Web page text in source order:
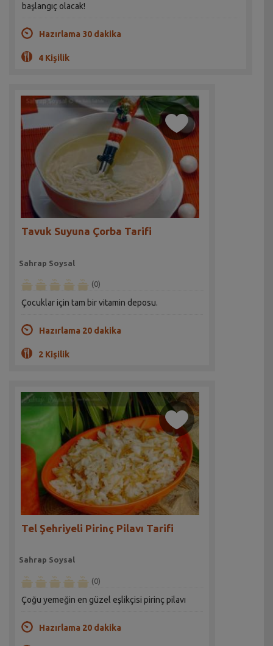
başlangıç olacak!
Hazırlama 30 dakika
4 Kişilik
Tavuk Suyuna Çorba Tarifi
Sahrap Soysal
(0)
Çocuklar için tam bir vitamin deposu.
Hazırlama 20 dakika
2 Kişilik
Tel Şehriyeli Pirinç Pilavı Tarifi
Sahrap Soysal
(0)
Çoğu yemeğin en güzel eşlikçisi pirinç pilavı
Hazırlama 20 dakika